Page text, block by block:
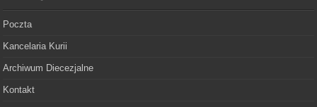
Poczta
Kancelaria Kurii
Archiwum Diecezjalne
Kontakt